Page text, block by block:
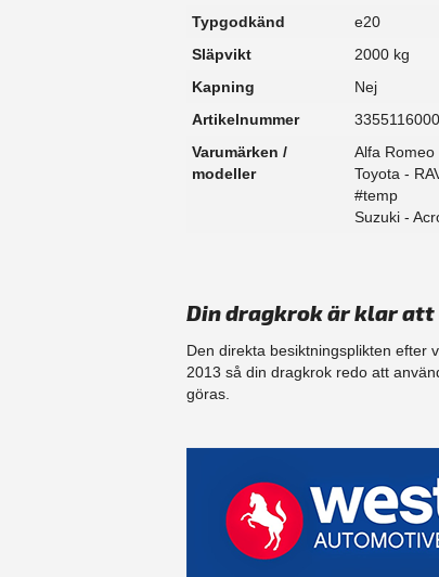
Typgodkänd
e20
Släpvikt
2000 kg
Kapning
Nej
Artikelnummer
Varumärken /
modeller
Alfa Romeo
Toyota -
#temp
Suzuki -
Din dragkrok är klar
Den direkta besiktningsplikten efter
2013 så din dragkrok redo att
göras.